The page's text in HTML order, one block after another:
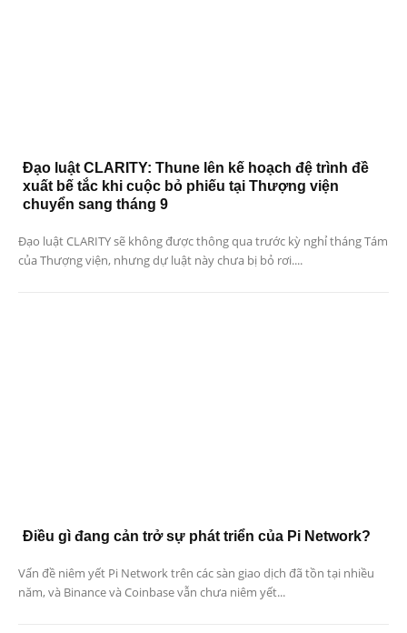
Đạo luật CLARITY: Thune lên kế hoạch đệ trình đề
xuất bế tắc khi cuộc bỏ phiếu tại Thượng viện
chuyển sang tháng 9
Đạo luật CLARITY sẽ không được thông qua trước kỳ nghỉ tháng Tám
của Thượng viện, nhưng dự luật này chưa bị bỏ rơi....
Điều gì đang cản trở sự phát triển của Pi Network?
Vấn đề niêm yết Pi Network trên các sàn giao dịch đã tồn tại nhiều
năm, và Binance và Coinbase vẫn chưa niêm yết...